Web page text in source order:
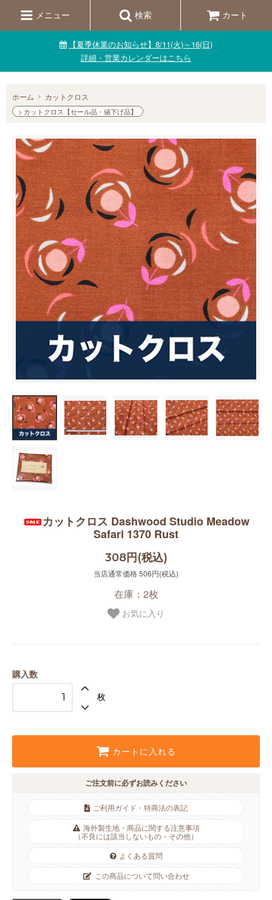
メニュー 検索 カート
【夏季休業のお知らせ】8/11(火)～16(日)
詳細・営業カレンダーはこちら
ホーム カットクロス
> カットクロス【セール品・値下げ品】
カットクロス Dashwood Studio Meadow
Safari 1370 Rust
308円(税込)
当店通常価格 506円(税込)
在庫：2枚
お気に入り
購入数
枚
カートに入れる
ご注文前に必ずお読みください
ご利用ガイド・特商法の表記
海外製生地・商品に関する注意事項
（不良には該当しないもの・その他）
よくある質問
この商品について問い合わせ